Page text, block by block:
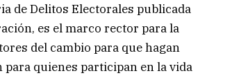
de Delitos Electorales publicada
es el marco rector para la
del cambio para que hagan
quienes participan en la vida